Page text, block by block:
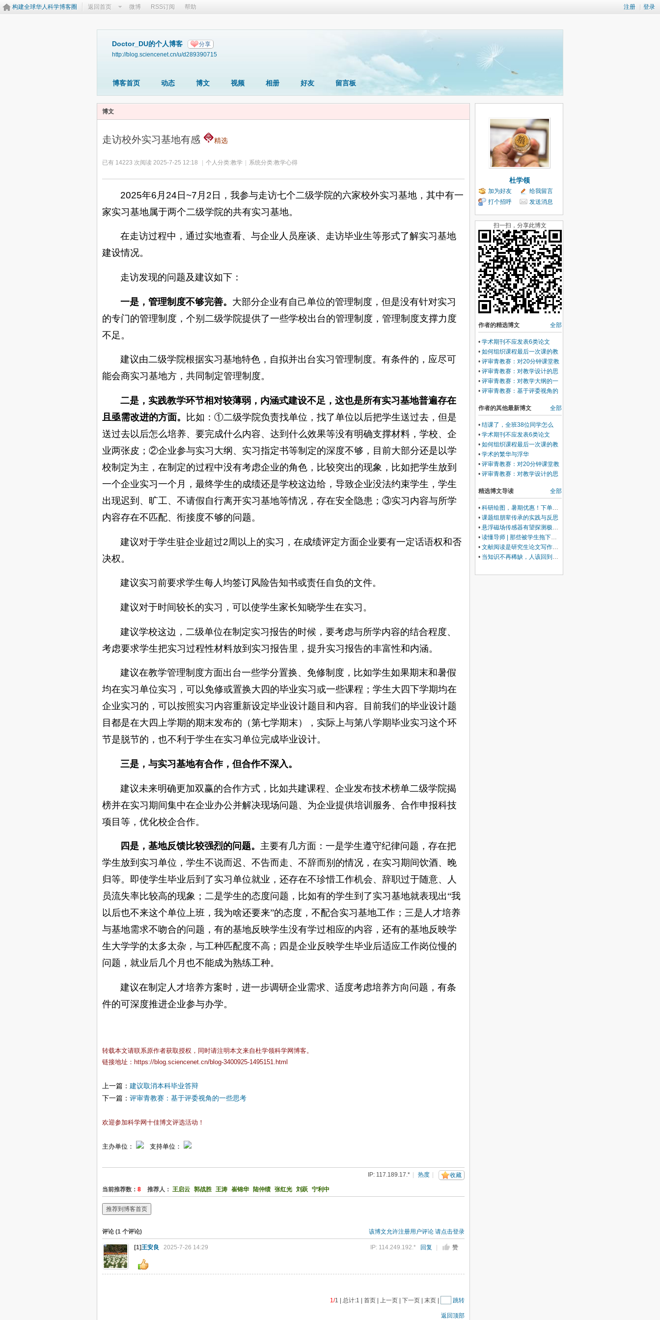
注册 登录
构建全球华人科学博客圈 返回首页 微博 RSS订阅 帮助
Doctor_DU的个人博客 分享
http://blog.sciencenet.cn/u/d289390715
博客首页 动态 博文 视频 相册 好友 留言板
博文
走访校外实习基地有感 精选
已有 14223 次阅读 2025-7-25 12:18 个人分类:教学 系统分类:教学心得
2025年6 月 24日~7 月 2日，我参与走访七个二级学院的六家校外实习基地，其中有一
家实习基地属于两个二级学院的共有实习基地。
在走访过程中，通过实地查看、与企业人员座谈、走访毕业生等形式了解实习基地
建设情况。
走访发现的问题及建议如下：
一是，管理制度不够完善。 大部分企业有自己单位的管理制度，但是没有针对实习
的专门的管理制度，个别二级学院提供了一些学校出台的管理制度，管理制度支撑力度
不足。
建议由二级学院根据实习基地特色，自拟并出台实习管理制度。有条件的，应尽可
能会商实习基地方，共同制定管理制度。
二是，实践教学环节相对较薄弱，内涵式建设不足，这也是所有实习基地普遍存在
且亟需改进的方面。
比如：①二级学院负责找单位，找了单位以后把学生送过去，但是
送过去以后怎么培养、要完成什么内容、达到什么效果等没有明确支撑材料，学校、企
业两张皮；②企业参与实习大纲、实习指定书等制定的深度不够，目前大部分还是以学
校制定为主，在制定的过程中没有考虑企业的角色，比较突出的现象，比如把学生放到
一个企业实习一个月，最终学生的成绩还是学校这边给，导致企业没法约束学生，学生
出现迟到、旷工、不请假自行离开实习基地等情况，存在安全隐患；③实习内容与所学
内容存在不匹配、衔接度不够的问题。
建议对于学生驻企业超过2周以上的实习，在成绩评定方面企业要有一定话语权和否
决权。
建议实习前要求学生每人均签订风险告知书或责任自负的文件。
建议对于时间较长的实习，可以使学生家长知晓学生在实习。
建议学校这边，二级单位在制定实习报告的时候，要考虑与所学内容的结合程度、
考虑要求学生把实习过程性材料放到实习报告里，提升实习报告的丰富性和内涵。
建议在教学管理制度方面出台一些学分置换、免修制度，比如学生如果期末和暑假
均在实习单位实习，可以免修或置换大四的毕业实习或一些课程；学生大四下学期均在
企业实习的，可以按照实习内容重新设定毕业设计题目和内容。目前我们的毕业设计题
目都是在大四上学期的期末发布的（第七学期末），实际上与第八学期毕业实习这个环
节是脱节的，也不利于学生在实习单位完成毕业设计。
三是，与实习基地有合作，但合作不深入。
建议未来明确更加双赢的合作方式，比如共建课程、企业发布技术榜单二级学院揭
榜并在实习期间集中在企业办公并解决现场问题、为企业提供培训服务、合作申报科技
项目等，优化校企合作。
四是，基地反馈比较强烈的问题。 主要有几方面：一是学生遵守纪律问题，存在把
学生放到实习单位，学生不说而迟、不告而走、不辞而别的情况，在实习期间饮酒、晚
归等。即使学生毕业后到了实习单位就业，还存在不珍惜工作机会、辞职过于随意、人
员流失率比较高的现象；二是学生的态度问题，比如有的学生到了实习基地就表现出“我
以后也不来这个单位上班，我为啥还要来”的态度，不配合实习基地工作；三是人才培养
与基地需求不吻合的问题，有的基地反映学生没有学过相应的内容，还有的基地反映学
生大学学的太多太杂，与工种匹配度不高；四是企业反映学生毕业后适应工作岗位慢的
问题，就业后几个月也不能成为熟练工种。
建议在制定人才培养方案时，进一步调研企业需求、适度考虑培养方向问题，有条
件的可深度推进企业参与办学。
转载本文请联系原作者获取授权，同时请注明本文来自杜学领科学网博客。
链接地址： https://blog.sciencenet.cn/blog-3400925-1495151.html
上一篇： 建议取消本科毕业答辩
下一篇： 评审青教赛：基于评委视角的一些思考
欢迎参加科学网十佳博文评选活动！
主办单位： 支持单位：
收藏
IP: 117.189.17.* | 热度 |
当前推荐数： 8 推荐人： 王启云 郭战胜 王涛 崔锦华 陆仲绩 张红光 刘跃 宁利中
推荐到博客首页
该博文允许注册用户评论 请点击登录
评论 (1 个评论)
IP: 114.249.192.* 回复 赞
[1]王安良 2025-7-26 14:29
1/1 | 总计:1 | 首页 | 上一页 | 下一页 | 末页 | 跳转
返回顶部
杜学领
加为好友
给我留言
打个招呼
发送消息
扫一扫，分享此博文
全部
作者的精选博文
• 学术期刊不应发表6类论文
• 如何组织课程最后一次课的教
学
• 评审青教赛：对20分钟课堂教
学的思考
• 评审青教赛：对教学设计的思
考
• 评审青教赛：对教学大纲的一
些思考
• 评审青教赛：基于评委视角的
全部
作者的其他最新博文
• 结课了，全班38位同学怎么
说？
• 学术期刊不应发表6类论文
• 如何组织课程最后一次课的教
学
• 学术的繁华与浮华
• 评审青教赛：对20分钟课堂教
学的思考
• 评审青教赛：对教学设计的思
全部
精选博文导读
• 科研绘图，暑期优惠！下单立减500元
• 课题组朋辈传承的实践与反思
• 悬浮磁场传感器有望探测极微弱的大脑活动
• 读懂导师 | 那些被学生拖下水的导师，是不幸的
• 文献阅读是研究生论文写作的最好导师
• 当知识不再稀缺，人该回到哪里？——准大学生的暑假，请留白